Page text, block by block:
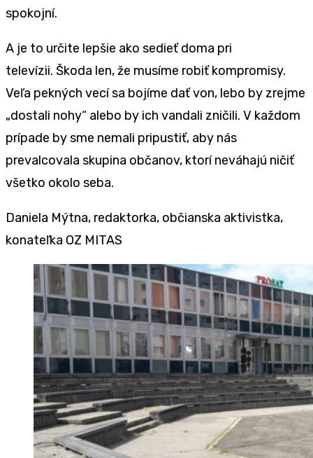
spokojní.
A je to určite lepšie ako sedieť doma pri
televízii. Škoda len, že musíme robiť kompromisy.
Veľa pekných vecí sa bojíme dať von, lebo by zrejme
„dostali nohy“ alebo by ich vandali zničili. V každom
prípade by sme nemali pripustiť, aby nás
prevalcovala skupina občanov, ktorí neváhajú ničiť
všetko okolo seba.
Daniela Mýtna, redaktorka, občianska aktivistka,
konateľka OZ MITAS